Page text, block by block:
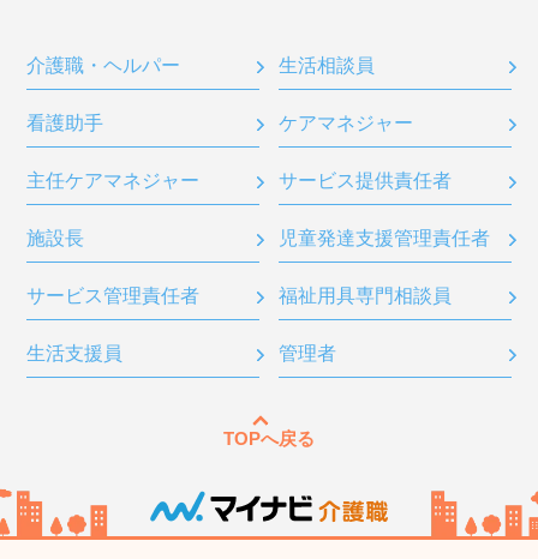
介護職・ヘルパー 生活相談員
看護助手 ケアマネジャー
主任ケアマネジャー サービス提供責任者
施設長 児童発達支援管理責任者
サービス管理責任者 福祉用具専門相談員
生活支援員 管理者
TOPへ戻る